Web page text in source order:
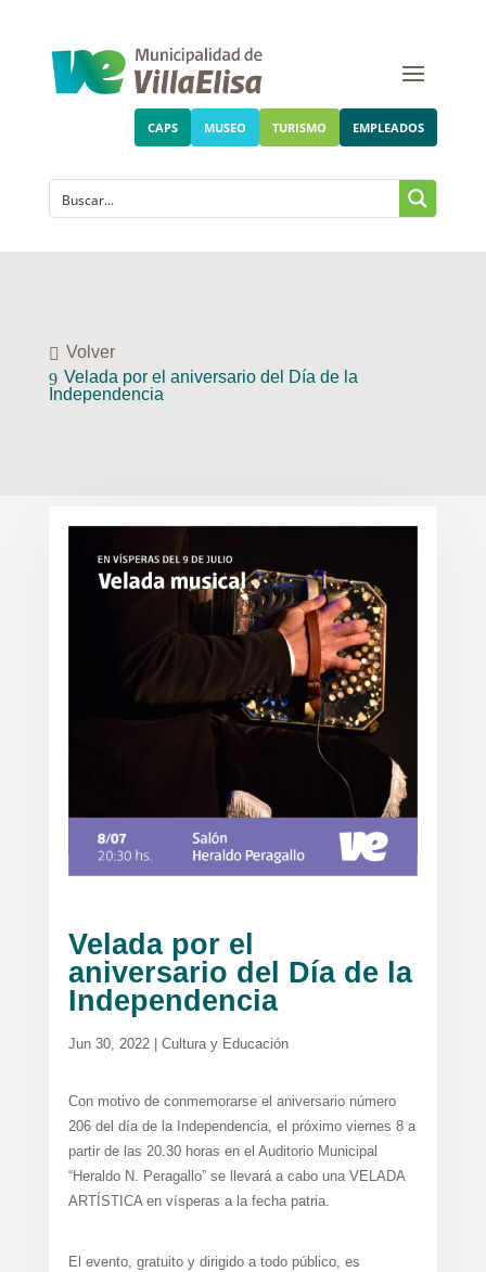
CAPS MUSEO TURISMO EMPLEADOS
Volver
Velada por el aniversario del Día de la
Independencia
Velada por el
aniversario del Día de la
Independencia
Jun 30, 2022| Cultura y Educación
Con motivo de conmemorarse el aniversario número
206 del día de la Independencia, el próximo viernes 8 a
partir de las 20.30 horas en el Auditorio Municipal
“Heraldo N. Peragallo” se llevará a cabo una VELADA
ARTÍSTICA en vísperas a la fecha patria.
El evento, gratuito y dirigido a todo público, es